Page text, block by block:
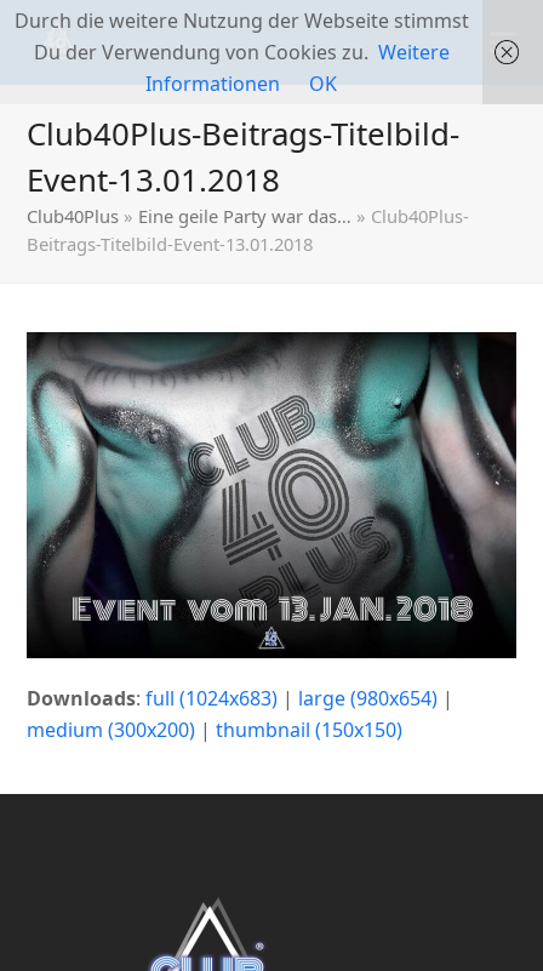
Club40Plus-Beitrags-Titelbild-
Event-13.01.2018
Club40Plus » Eine geile Party war das… » Club40Plus-
Beitrags-Titelbild-Event-13.01.2018
Downloads:full (1024x683) | large (980x654) |
medium (300x200) |thumbnail (150x150)
Durch die weitere Nutzung der Webseite stimmst
Du der Verwendung von Cookies zu. Weitere
Informationen
OK